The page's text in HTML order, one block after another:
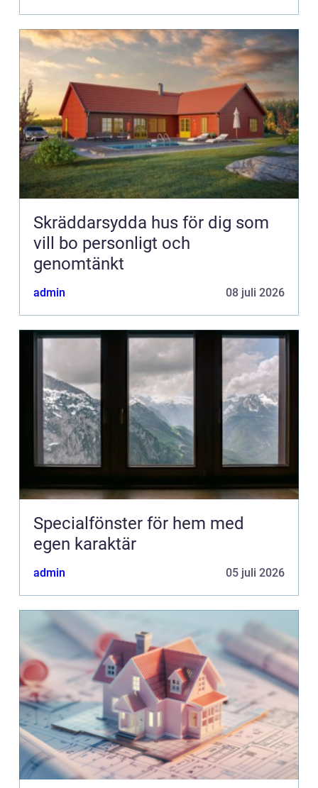
Skräddarsydda hus för dig som
vill bo personligt och
genomtänkt
admin 08 juli 2026
Specialfönster för hem med
egen karaktär
admin 05 juli 2026